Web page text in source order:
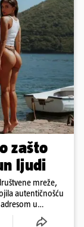
zašto
ljudi
mreže,
autentičnošću
u
energije